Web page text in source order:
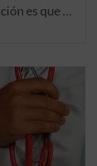
es que la